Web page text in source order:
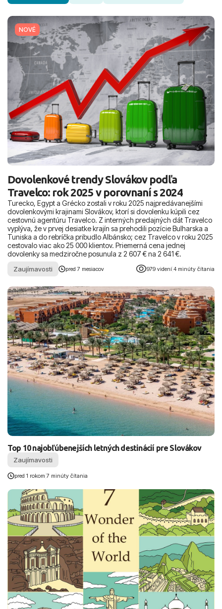
NOVÉ
Dovolenkové trendy Slovákov podľa
Travelco: rok 2025 v porovnaní s 2024
Turecko, Egypt a Grécko zostali v roku 2025 najpredávanejšími
dovolenkovými krajinami Slovákov, ktorí si dovolenku kúpili cez
cestovnú agentúru Travelco. Z interných predajných dát Travelco
vyplýva, že v prvej desiatke krajín sa prehodili pozície Bulharska a
Tuniska a do rebríčka pribudlo Albánsko; cez Travelco v roku 2025
cestovalo viac ako 25 000 klientov. Priemerná cena jednej
dovolenky sa medziročne posunula z 2 607 € na 2 641 €.
Zaujímavosti pred 7 mesiacov 979 videní 4 minúty čítania
Top 10 najobľúbenejších letných destinácií pre Slovákov
Zaujímavosti
pred 1 rokom |7 minúty čítania